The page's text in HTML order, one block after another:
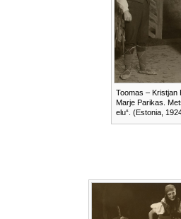
Toomas – Kristjan
Marje Parikas.
elu“. (Estonia,